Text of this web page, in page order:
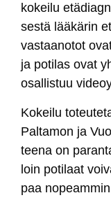
ko­kei­lu
ses­tä lää­kä­rin
vas­taa­no­tot
ja po­ti­las ovat
osal­lis­tuu
Ko­kei­lu
Pal­ta­mon ja
tee­na on
loin po­ti­laat
paa